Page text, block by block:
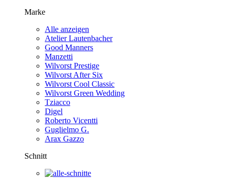
Marke
Alle anzeigen
Atelier Lautenbacher
Good Manners
Manzetti
Wilvorst Prestige
Wilvorst After Six
Wilvorst Cool Classic
Wilvorst Green Wedding
Tziacco
Digel
Roberto Vicentti
Guglielmo G.
Arax Gazzo
Schnitt